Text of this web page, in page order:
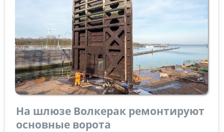
На шлюзе Волкерак ремонтируют
основные ворота